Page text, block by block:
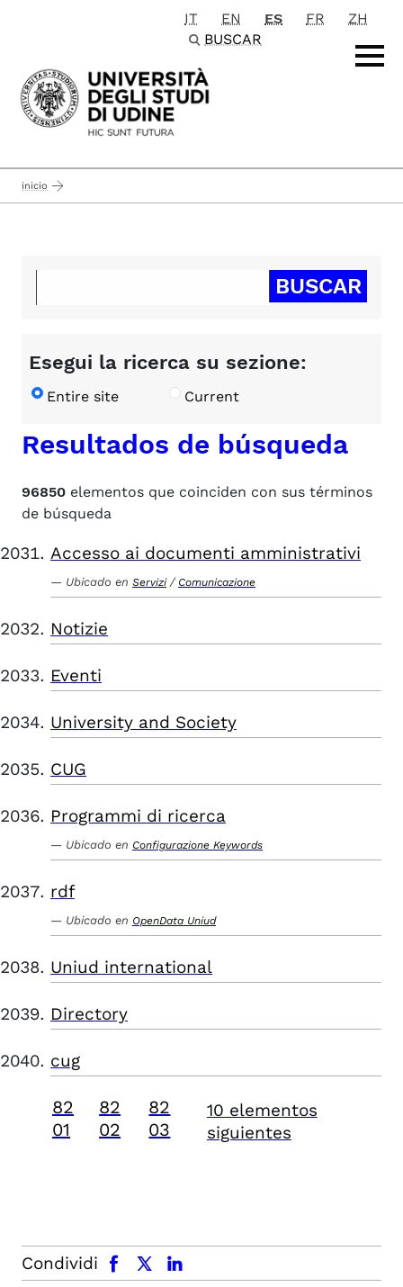
Passa al contenuto principale
IT EN ES FR
ZH
BUSCAR
inicio
Esegui la ricerca su sezione:
Entire site Current
Resultados de búsqueda
96850 elementos que coinciden con sus términos
de búsqueda
Accesso ai documenti amministrativi
Ubicado en Servizi / Comunicazione
Notizie
Eventi
University and Society
CUG
Programmi di ricerca
Ubicado en Configurazione Keywords
rdf
Ubicado en OpenData Uniud
Uniud international
Directory
cug
82
01
82
02
82
03
10 elementos
siguientes
Condividi
facebook x.com linkedin